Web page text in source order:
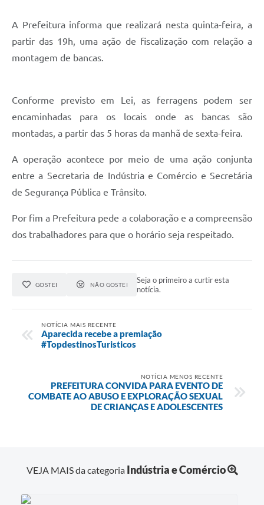
Cemitérios
Carta de Serviços
Galeria de Vídeos
Projetos
Contas Públicas
Editais
Telefones Úteis
Diário Oficial
Contato
A Prefeitura informa que realizará nesta quinta-feira, a
partir das 19h, uma ação de fiscalização com relação a
montagem de bancas.
Conforme previsto em Lei, as ferragens podem ser
encaminhadas para os locais onde as bancas são
montadas, a partir das 5 horas da manhã de sexta-feira.
A operação acontece por meio de uma ação conjunta
entre a Secretaria de Indústria e Comércio e Secretária
de Segurança Pública e Trânsito.
Por fim a Prefeitura pede a colaboração e a compreensão
dos trabalhadores para que o horário seja respeitado.
GOSTEI NÃO GOSTEI
Seja o primeiro a curtir esta
notícia.
NOTÍCIA MAIS RECENTE
Aparecida recebe a premiação
#TopdestinosTuristicos
NOTÍCIA MENOS RECENTE
PREFEITURA CONVIDA PARA EVENTO DE
COMBATE AO ABUSO E EXPLORAÇÃO SEXUAL
DE CRIANÇAS E ADOLESCENTES
VEJA MAIS da categoria Indústria e Comércio